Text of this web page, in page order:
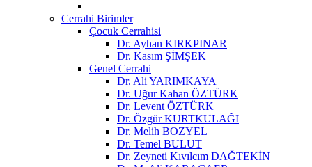
Cerrahi Birimler
Çocuk Cerrahisi
Dr. Ayhan KIRKPINAR
Dr. Kasım ŞİMŞEK
Genel Cerrahi
Dr. Ali YARIMKAYA
Dr. Uğur Kahan ÖZTÜRK
Dr. Levent ÖZTÜRK
Dr. Özgür KURTKULAĞI
Dr. Melih BOZYEL
Dr. Temel BULUT
Dr. Zeyneti Kıvılcım DAĞTEKİN